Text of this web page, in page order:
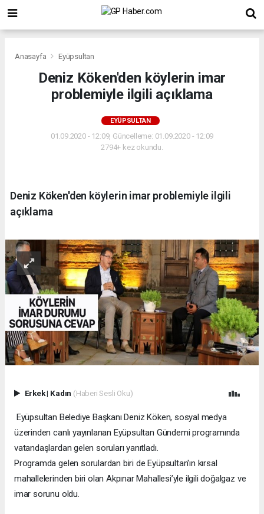
Anasayfa Eyüpsultan
Deniz Köken'den köylerin imar
problemiyle ilgili açıklama
EYÜPSULTAN
01.09.2020 - 12:09, Güncelleme: 01.09.2020 - 12:09
2794+ kez okundu.
Deniz Köken'den köylerin imar problemiyle ilgili
açıklama
Erkek| Kadın (Haberi Sesli Oku)
Eyüpsultan Belediye Başkanı Deniz Köken, sosyal medya
üzerinden canlı yayınlanan Eyüpsultan Gündemi programında
vatandaşlardan gelen soruları yanıtladı.
Programda gelen sorulardan biri de Eyüpsultan'ın kırsal
mahallelerinden biri olan Akpınar Mahallesi’yle ilgili doğalgaz ve
imar sorunu oldu.